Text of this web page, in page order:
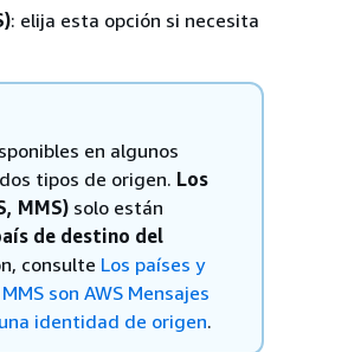
: elija esta opción si necesita
en algunos
tipos de origen. Los
MMS) solo están
de destino del
consulte Los países y
son AWS Mensajes
identidad de origen.